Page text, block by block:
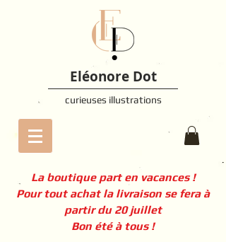
Eléonore Dot
curieuses illustrations
La boutique part en vacances !
Pour tout achat la livraison se fera à
partir du 20 juillet
Bon été à tous !